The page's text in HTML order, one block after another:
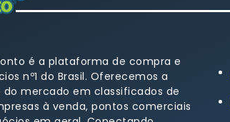
é a plataforma de compra e
nº1 do Brasil. Oferecemos a
mercado em classificados de
à venda, pontos comerciais